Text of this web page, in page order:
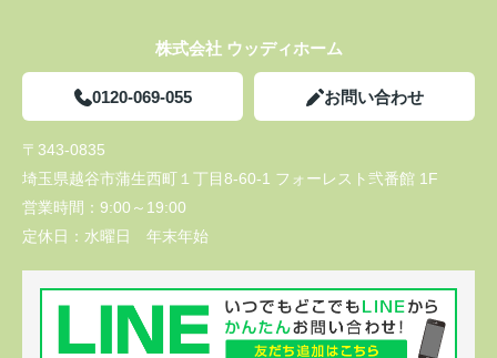
株式会社 ウッディホーム
0120-069-055 お問い合わせ
〒343-0835
埼玉県越谷市蒲生西町１丁目8-60-1 フォーレスト弐番館 1F
営業時間： 9:00～19:00
定休日： 水曜日 年末年始